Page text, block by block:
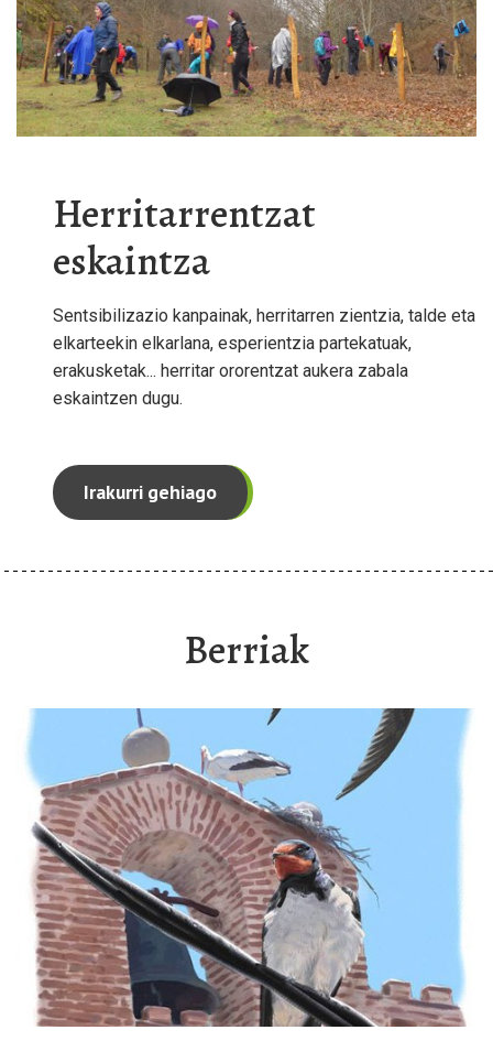
Herritarrentzat
eskaintza
Sentsibilizazio kanpainak, herritarren zientzia, talde eta
elkarteekin elkarlana, esperientzia partekatuak,
erakusketak... herritar ororentzat aukera zabala
eskaintzen dugu.
Irakurri gehiago
Berriak